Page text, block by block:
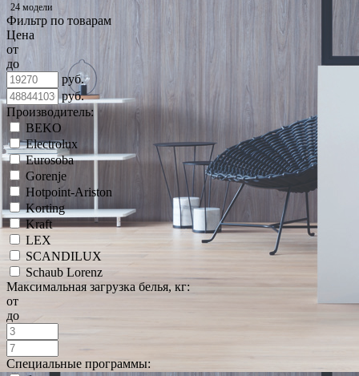
24 модели
Фильтр по товарам
Цена
от
до
руб.
руб.
Производитель:
BEKO
Electrolux
Eurosoba
Gorenje
Hotpoint-Ariston
Korting
Kraft
LEX
SCANDILUX
Schaub Lorenz
Максимальная загрузка белья, кг:
от
до
Специальные программы: